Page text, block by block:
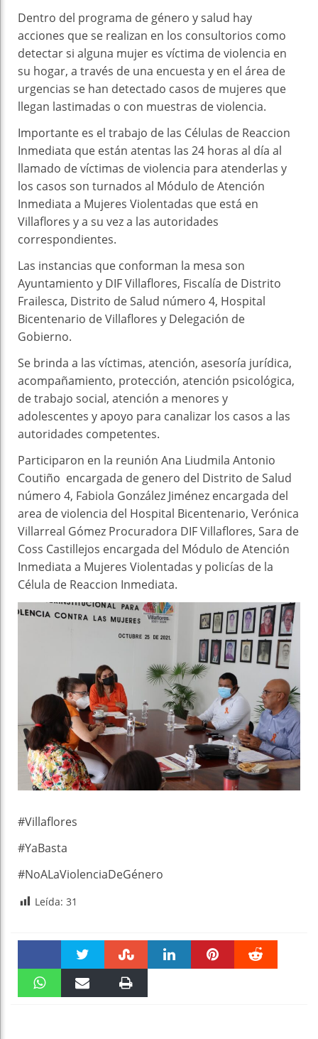
Dentro del programa de género y salud hay
acciones que se realizan en los consultorios como
detectar si alguna mujer es víctima de violencia en
su hogar, a través de una encuesta y en el área de
urgencias se han detectado casos de mujeres que
llegan lastimadas o con muestras de violencia.
Importante es el trabajo de las Células de Reaccion
Inmediata que están atentas las 24 horas al día al
llamado de víctimas de violencia para atenderlas y
los casos son turnados al Módulo de Atención
Inmediata a Mujeres Violentadas que está en
Villaflores y a su vez a las autoridades
correspondientes.
Las instancias que conforman la mesa son
Ayuntamiento y DIF Villaflores, Fiscalía de Distrito
Frailesca, Distrito de Salud número 4, Hospital
Bicentenario de Villaflores y Delegación de
Gobierno.
Se brinda a las víctimas, atención, asesoría jurídica,
acompañamiento, protección, atención psicológica,
de trabajo social, atención a menores y
adolescentes y apoyo para canalizar los casos a las
autoridades competentes.
Participaron en la reunión Ana Liudmila Antonio
Coutiño encargada de genero del Distrito de Salud
número 4, Fabiola González Jiménez encargada del
area de violencia del Hospital Bicentenario, Verónica
Villarreal Gómez Procuradora DIF Villaflores, Sara de
Coss Castillejos encargada del Módulo de Atención
Inmediata a Mujeres Violentadas y policías de la
Célula de Reaccion Inmediata.
#Villaflores
#YaBasta
#NoALaViolenciaDeGénero
Leída: 31
Faceboo Twitter Stumble